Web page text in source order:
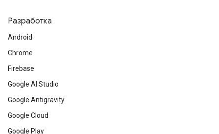
Разработка
Android
Chrome
Firebase
Google AI Studio
Google Antigravity
Google Cloud
Google Play